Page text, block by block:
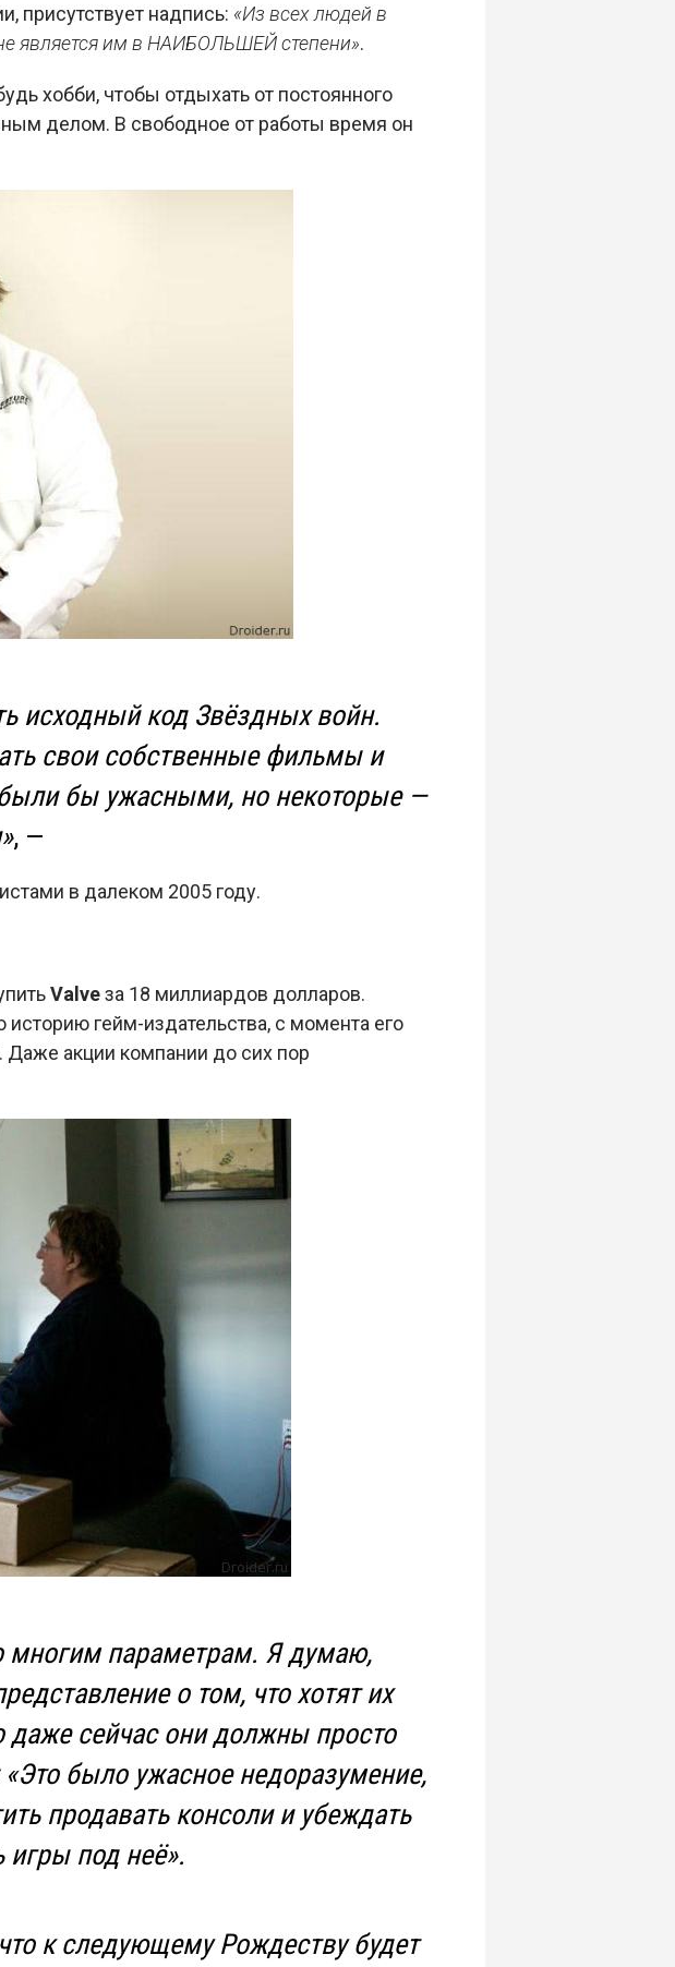
присутствует надпись: «Из всех людей в
является им в НАИБОЛЬШЕЙ степени».
хобби, чтобы отдыхать от постоянного
делом. В свободное от работы время он
исходный код Звёздных войн.
свои собственные фильмы и
бы ужасными, но некоторые —
, —
в далеком 2005 году.
Valveза 18 миллиардов долларов.
гейм-издательства, с момента его
Даже акции компании до сих пор
многим параметрам. Я думаю,
о том, что хотят их
даже сейчас они должны просто
было ужасное недоразумение,
продавать консоли и убеждать
игры под неё».
к следующему Рождеству будет